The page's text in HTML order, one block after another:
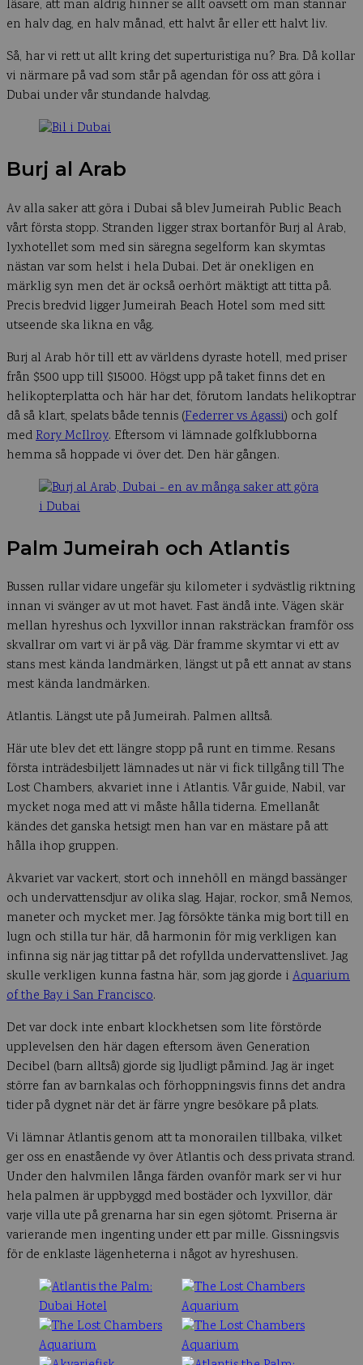
läsare, att man aldrig hinner se allt oavsett om man stannar
en halv dag, en halv månad, ett halvt år eller ett halvt liv.
Så, har vi rett ut allt kring det superturistiga nu? Bra. Då kollar
vi närmare på vad som står på agendan för oss att göra i
Dubai under vår stundande halvdag.
Burj al Arab
Av alla saker att göra i Dubai så blev Jumeirah Public Beach
vårt första stopp. Stranden ligger strax bortanför Burj al Arab,
lyxhotellet som med sin säregna segelform kan skymtas
nästan var som helst i hela Dubai. Det är onekligen en
märklig syn men det är också oerhört mäktigt att titta på.
Precis bredvid ligger Jumeirah Beach Hotel som med sitt
utseende ska likna en våg.
Burj al Arab hör till ett av världens dyraste hotell, med priser
från $500 upp till $15000. Högst upp på taket finns det en
helikopterplatta och här har det, förutom landats helikoptrar
då så klart, spelats både tennis (Federrer vs Agassi) och golf
medRory McIlroy. Eftersom vi lämnade golfklubborna
hemma så hoppade vi över det. Den här gången.
Palm Jumeirah och Atlantis
Bussen rullar vidare ungefär sju kilometer i sydvästlig riktning
innan vi svänger av ut mot havet. Fast ändå inte. Vägen skär
mellan hyreshus och lyxvillor innan raksträckan framför oss
skvallrar om vart vi är på väg. Där framme skymtar vi ett av
stans mest kända landmärken, längst ut på ett annat av stans
mest kända landmärken.
Atlantis. Längst ute på Jumeirah. Palmen alltså.
Här ute blev det ett längre stopp på runt en timme. Resans
första inträdesbiljett lämnades ut när vi fick tillgång till The
Lost Chambers, akvariet inne i Atlantis. Vår guide, Nabil, var
mycket noga med att vi måste hålla tiderna. Emellanåt
kändes det ganska hetsigt men han var en mästare på att
hålla ihop gruppen.
Akvariet var vackert, stort och innehöll en mängd bassänger
och undervattensdjur av olika slag. Hajar, rockor, små Nemos,
maneter och mycket mer. Jag försökte tänka mig bort till en
lugn och stilla tur här, då harmonin för mig verkligen kan
infinna sig när jag tittar på det rofyllda undervattenslivet. Jag
skulle verkligen kunna fastna här, som jag gjorde i Aquarium
of the Bay i San Francisco.
Det var dock inte enbart klockhetsen som lite förstörde
upplevelsen den här dagen eftersom även Generation
Decibel (barn alltså) gjorde sig ljudligt påmind. Jag är inget
större fan av barnkalas och förhoppningsvis finns det andra
tider på dygnet när det är färre yngre besökare på plats.
Vi lämnar Atlantis genom att ta monorailen tillbaka, vilket
ger oss en enastående vy över Atlantis och dess privata strand.
Under den halvmilen långa färden ovanför mark ser vi hur
hela palmen är uppbyggd med bostäder och lyxvillor, där
varje villa ute på grenarna har sin egen sjötomt. Priserna är
varierande men ingenting under ett par mille. Gissningsvis
för de enklaste lägenheterna i något av hyreshusen.